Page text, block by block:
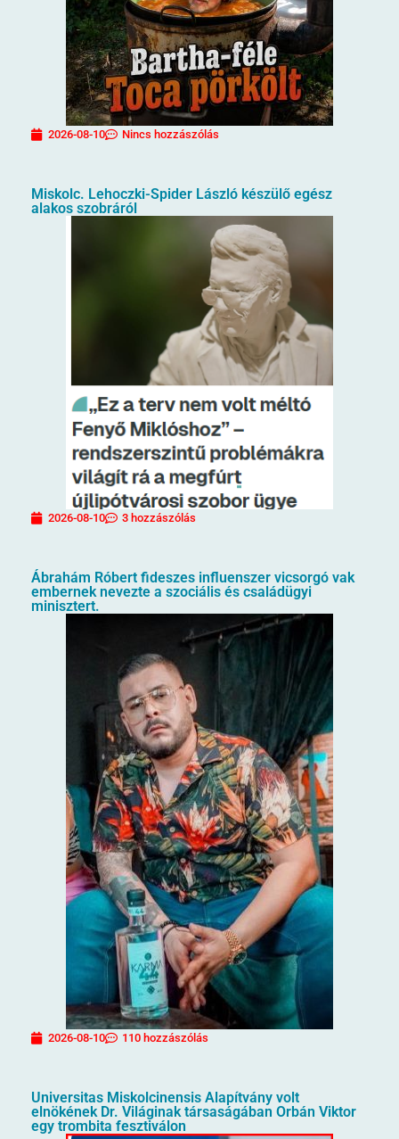
2026-08-10 Nincs hozzászólás
Miskolc. Lehoczki-Spider László készülő egész
alakos szobráról
2026-08-10 3 hozzászólás
Ábrahám Róbert fideszes influenszer vicsorgó vak
embernek nevezte a szociális és családügyi
minisztert.
2026-08-10 110 hozzászólás
Universitas Miskolcinensis Alapítvány volt
elnökének Dr. Világinak társaságában Orbán Viktor
egy trombita fesztiválon